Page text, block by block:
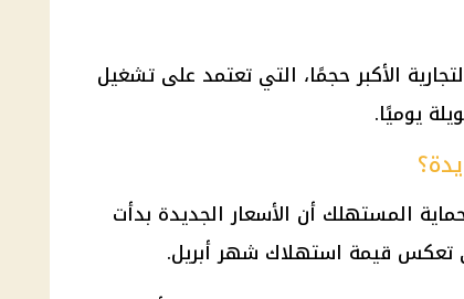
الأكبر حجمًا، التي تعتمد على تشغيل
يوميًا.
المستهلك أن الأسعار الجديدة بدأت